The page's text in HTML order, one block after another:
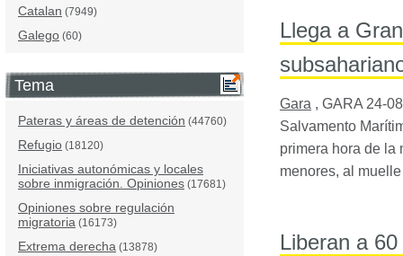
Catalan (7949)
Galego (60)
Tema
Pateras y áreas de detención (44760)
Refugio (18120)
Iniciativas autonómicas y locales
sobre inmigración. Opiniones (17681)
Opiniones sobre regulación
migratoria (16173)
Extrema derecha (13878)
Llega a
Gara , GARA 24-
Salvamento
primera hora de la
menores, al
Liberan a